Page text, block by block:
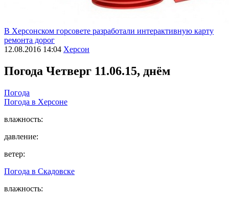
В Херсонском горсовете разработали интерактивную карту
ремонта дорог
12.08.2016 14:04 Херсон
Погода Четверг 11.06.15, днём
Погода
Погода в Херсоне
влажность:
давление:
ветер:
Погода в Скадовске
влажность: